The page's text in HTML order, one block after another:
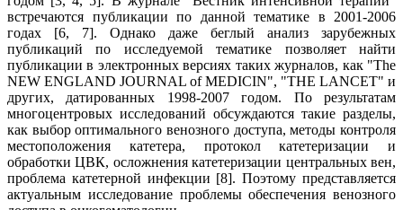
встречаются публикации по данной тематике в 2001-2006
годах [6, 7]. Однако даже беглый анализ зарубежных
публикаций по исследуемой тематике позволяет найти
публикации в электронных версиях таких журналов, как "The
NEW ENGLAND JOURNAL of MEDICIN", "THE LANCET" и
других, датированных 1998-2007 годом. По результатам
многоцентровых исследований обсуждаются такие разделы,
как выбор оптимального венозного доступа, методы контроля
местоположения катетера, протокол катетеризации и
обработки ЦВК, осложнения катетеризации центральных вен,
проблема катетерной инфекции [8]. Поэтому представляется
актуальным исследование проблемы обеспечения венозного